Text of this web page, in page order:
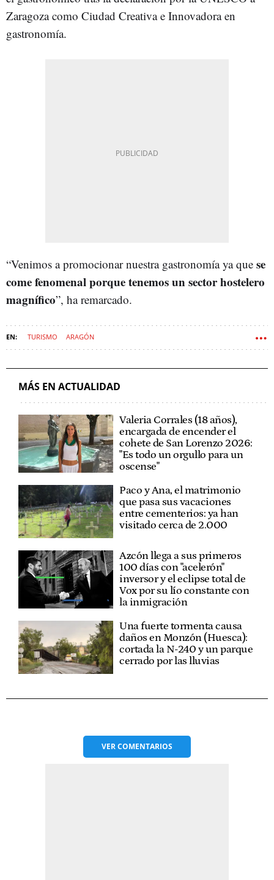
Zaragoza como Ciudad Creativa e Innovadora en
gastronomía.
“Venimos a promocionar nuestra gastronomía ya que se
come fenomenal porque tenemos un sector hostelero
magnífico”, ha remarcado.
TURISMO ARAGÓN
MÁS EN ACTUALIDAD
Valeria Corrales (18 años),
encargada de encender el
cohete de San Lorenzo 2026:
"Es todo un orgullo para un
oscense"
Paco y Ana, el matrimonio
que pasa sus vacaciones
entre cementerios: ya han
visitado cerca de 2.000
Azcón llega a sus primeros
100 días con "acelerón"
inversor y el eclipse total de
Vox por su lío constante con
la inmigración
Una fuerte tormenta causa
daños en Monzón (Huesca):
cortada la N-240 y un parque
cerrado por las lluvias
VERCOMENTARIOS